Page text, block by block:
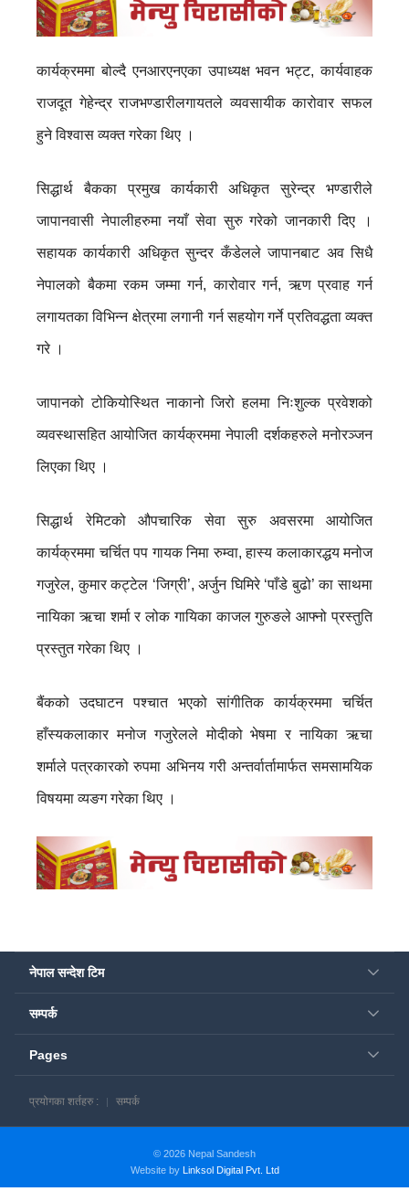
कार्यक्रममा बोल्दै एनआरएनएका उपाध्यक्ष भवन भट्ट, कार्यवाहक
राजदूत गेहेन्द्र राजभण्डारीलगायतले व्यवसायीक कारोवार सफल
हुने विश्वास व्यक्त गरेका थिए ।
सिद्धार्थ बैकका प्रमुख कार्यकारी अधिकृत सुरेन्द्र भण्डारीले
जापानवासी नेपालीहरुमा नयाँ सेवा सुरु गरेको जानकारी दिए ।
सहायक कार्यकारी अधिकृत सुन्दर कँडेलले जापानबाट अव सिधै
नेपालको बैकमा रकम जम्मा गर्न, कारोवार गर्न, ऋण प्रवाह गर्न
लगायतका विभिन्न क्षेत्रमा लगानी गर्न सहयोग गर्ने प्रतिवद्धता व्यक्त
गरे ।
जापानको टोकियोस्थित नाकानो जिरो हलमा निःशुल्क प्रवेशको
व्यवस्थासहित आयोजित कार्यक्रममा नेपाली दर्शकहरुले मनोरञ्जन
लिएका थिए ।
सिद्धार्थ रेमिटको औपचारिक सेवा सुरु अवसरमा आयोजित
कार्यक्रममा चर्चित पप गायक निमा रुम्वा, हास्य कलाकारद्धय मनोज
गजुरेल, कुमार कट्टेल ‘जिग्री’, अर्जुन घिमिरे ‘पाँडे बुढो’ का साथमा
नायिका ऋचा शर्मा र लोक गायिका काजल गुरुङले आफ्नो प्रस्तुति
प्रस्तुत गरेका थिए ।
बैंकको उदघाटन पश्चात भएको सांगीतिक कार्यक्रममा चर्चित
हाँस्यकलाकार मनोज गजुरेलले मोदीको भेषमा र नायिका ऋचा
शर्माले पत्रकारको रुपमा अभिनय गरी अन्तर्वार्तामार्फत समसामयिक
विषयमा व्यङग गरेका थिए ।
नेपाल सन्देश टिम
सम्पर्क
Pages
प्रयोगका शर्तहरु : सम्पर्क
© 2026 Nepal Sandesh
Website by Linksol Digital Pvt. Ltd